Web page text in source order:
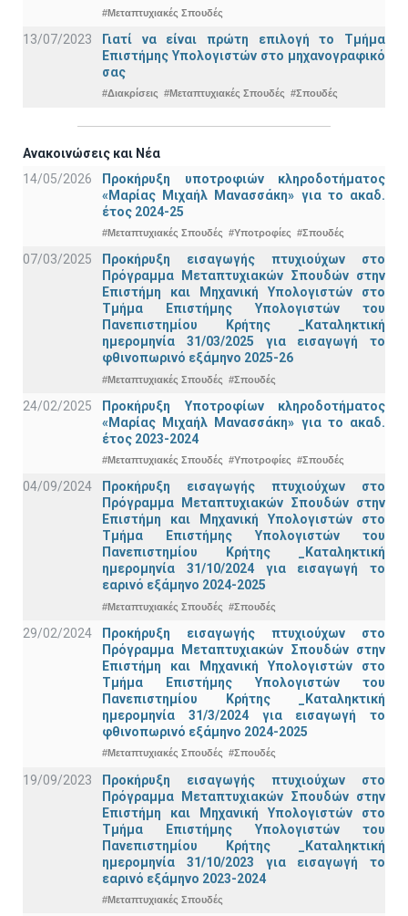
#Μεταπτυχιακές Σπουδές
13/07/2023
Γιατί να είναι πρώτη επιλογή το Τμήμα
Επιστήμης Υπολογιστών στο μηχανογραφικό
σας
#Διακρίσεις #Μεταπτυχιακές Σπουδές #Σπουδές
Ανακοινώσεις και Νέα
14/05/2026
Προκήρυξη υποτροφιών κληροδοτήματος
«Μαρίας Μιχαήλ Μανασσάκη» για το ακαδ.
έτος 2024-25
#Μεταπτυχιακές Σπουδές #Υποτροφίες #Σπουδές
07/03/2025
Προκήρυξη εισαγωγής πτυχιούχων στo
Πρόγραμμα Μεταπτυχιακών Σπουδών στην
Επιστήμη και Μηχανική Υπολογιστών στο
Τμήμα Eπιστήμης Υπολογιστών του
Πανεπιστημίου Κρήτης _Καταληκτική
ημερομηνία 31/03/2025 για εισαγωγή το
φθινοπωρινό εξάμηνο 2025-26
#Μεταπτυχιακές Σπουδές #Σπουδές
24/02/2025
Προκήρυξη Υποτροφίων κληροδοτήματος
«Μαρίας Μιχαήλ Μανασσάκη» για το ακαδ.
έτος 2023-2024
#Μεταπτυχιακές Σπουδές #Υποτροφίες #Σπουδές
04/09/2024
Προκήρυξη εισαγωγής πτυχιούχων στo
Πρόγραμμα Μεταπτυχιακών Σπουδών στην
Επιστήμη και Μηχανική Υπολογιστών στο
Τμήμα Eπιστήμης Υπολογιστών του
Πανεπιστημίου Κρήτης _Καταληκτική
ημερομηνία 31/10/2024 για εισαγωγή το
εαρινό εξάμηνο 2024-2025
#Μεταπτυχιακές Σπουδές #Σπουδές
29/02/2024
Προκήρυξη εισαγωγής πτυχιούχων στo
Πρόγραμμα Μεταπτυχιακών Σπουδών στην
Επιστήμη και Μηχανική Υπολογιστών στο
Τμήμα Eπιστήμης Υπολογιστών του
Πανεπιστημίου Κρήτης _Καταληκτική
ημερομηνία 31/3/2024 για εισαγωγή το
φθινοπωρινό εξάμηνο 2024-2025
#Μεταπτυχιακές Σπουδές #Σπουδές
19/09/2023
Προκήρυξη εισαγωγής πτυχιούχων στo
Πρόγραμμα Μεταπτυχιακών Σπουδών στην
Επιστήμη και Μηχανική Υπολογιστών στο
Τμήμα Eπιστήμης Υπολογιστών του
Πανεπιστημίου Κρήτης _Καταληκτική
ημερομηνία 31/10/2023 για εισαγωγή το
εαρινό εξάμηνο 2023-2024
#Μεταπτυχιακές Σπουδές